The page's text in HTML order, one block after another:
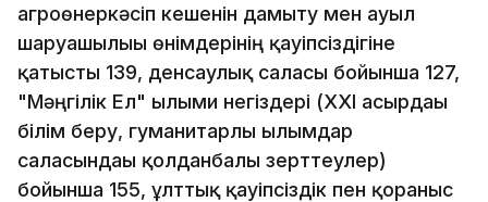
агроөнеркәсіп кешенін дамыту мен ауыл
шаруашылығы өнімдерінің қауіпсіздігіне
қатысты 139, денсаулық саласы бойынша 127,
"Мәңгілік Ел" ғылыми негіздері (ХХІ ғасырдағы
білім беру, гуманитарлы ғылымдар
саласындағы қолданбалы зерттеулер)
бойынша 155, ұлттық қауіпсіздік пен қорғаныс